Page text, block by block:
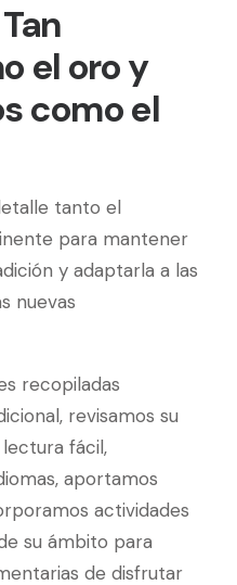
el oro y
como el
tanto el
para mantener
y adaptarla a las
nuevas
recopiladas
revisamos su
fácil,
aportamos
actividades
su ámbito para
de disfrutar